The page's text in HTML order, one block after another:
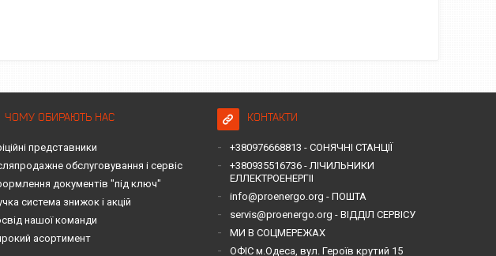
ЧОМУ ОБИРАЮТЬ НАС
представники
обслуговування і сервіс
документів "під ключ"
система знижок і акцій
нашої команди
асортимент
КОНТАКТИ
+380976668813 - СОНЯЧНІ СТАНЦІЇ
+380935516736 - ЛІЧИЛЬНИКИ
ЕЛЛЕКТРОЕНЕРГІІ
info@proenergo.org - ПОШТА
servis@proenergo.org - ВІДДІЛ СЕРВІСУ
МИ В СОЦМЕРЕЖАХ
ОФІС м.Одеса, вул. Героїв крутий 15